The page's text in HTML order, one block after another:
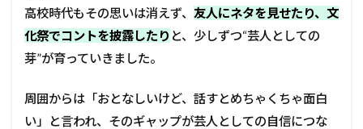
高校時代もその思いは消えず、 友人にネタを見せたり、文
化祭でコントを披露したり と、少しずつ“芸人としての
芽”が育っていきました。
周囲からは「おとなしいけど、話すとめちゃくちゃ面白
い」と言われ、そのギャップが芸人としての自信につな